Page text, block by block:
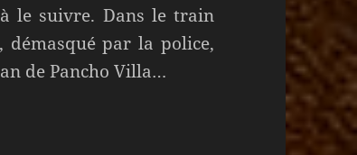
le suivre. Dans le train
par la police,
de Pancho Villa…